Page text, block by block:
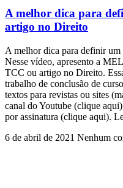
A melhor dica para
artigo no Direito
A melhor dica para definir
Nesse vídeo, apresento a
TCC ou artigo no Direito.
trabalho de conclusão de
textos para revistas ou sites
canal do Youtube (clique
por assinatura (clique aqui).
6 de abril de 2021 Nenhum